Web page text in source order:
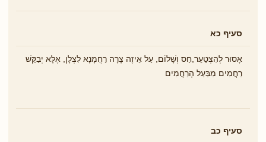
סעיף כא
אָסוּר לְהִצְטַעֵר,חַס וְשָׁלוֹם, עַל אֵיזֶה צָרָה רַחֲמָנָא לִצְלָן, אֶלָּא יְבַקֵּשׁ
רַחֲמִים מִבַּעַל הָרַחֲמִים
סעיף כב